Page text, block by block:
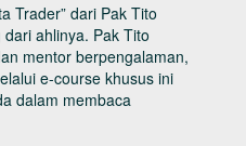
Trader” dari Pak Tito
ahlinya. Pak Tito
mentor berpengalaman,
e-course khusus ini
dalam membaca